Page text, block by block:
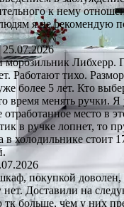
к нему
я не рекомендую
морозильник Либхерр.
Работают тихо.
более 5 лет. Кто
время менять ручки.
место в
в ручке лопнет, то
в холодильнике стоит
покупкой доволен,
нет. Доставили на
тк больше, чем у них